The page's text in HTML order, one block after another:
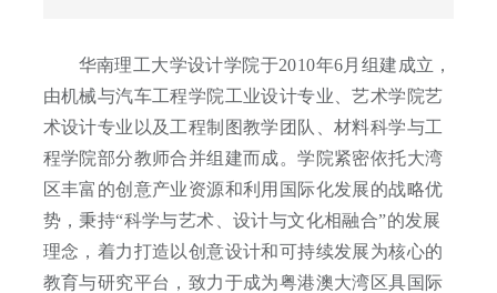
华南理工大学设计学院于2010年6月组建成立，
由机械与汽车工程学院工业设计专业、艺术学院艺
术设计专业以及工程制图教学团队、材料科学与工
程学院部分教师合并组建而成。学院紧密依托大湾
区丰富的创意产业资源和利用国际化发展的战略优
势，秉持“科学与艺术、设计与文化相融合”的发展
理念，着力打造以创意设计和可持续发展为核心的
教育与研究平台，致力于成为粤港澳大湾区具国际